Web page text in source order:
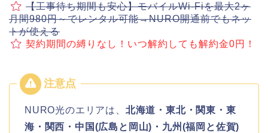
【工事待ち期間も安心】モバイルWi-Fiを最大2ヶ
月間980円～でレンタル可能→NURO開通前でもネッ
トが使える
契約期間の縛りなし！いつ解約しても解約金0円！
NURO光のエリアは、 北海道・東北・関東・東
海・関西・中国(広島と岡山)・九州(福岡と佐賀)